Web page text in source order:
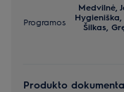
Programos
Medvilnė,
Šilkas,
Produkto